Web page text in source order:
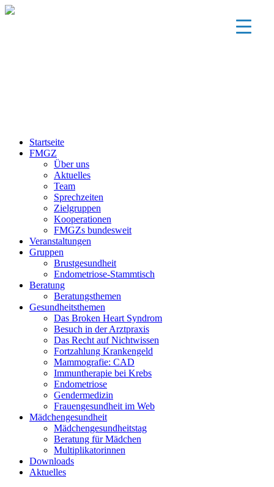
Startseite
FMGZ
Über uns
Aktuelles
Team
Sprechzeiten
Zielgruppen
Kooperationen
FMGZs bundesweit
Veranstaltungen
Gruppen
Brustgesundheit
Endometriose-Stammtisch
Beratung
Beratungsthemen
Gesundheitsthemen
Das Broken Heart Syndrom
Besuch in der Arztpraxis
Das Recht auf Nichtwissen
Fortzahlung Krankengeld
Mammografie: CAD
Immuntherapie bei Krebs
Endometriose
Gendermedizin
Frauengesundheit im Web
Mädchengesundheit
Mädchengesundheitstag
Beratung für Mädchen
Multiplikatorinnen
Downloads
Aktuelles
▼